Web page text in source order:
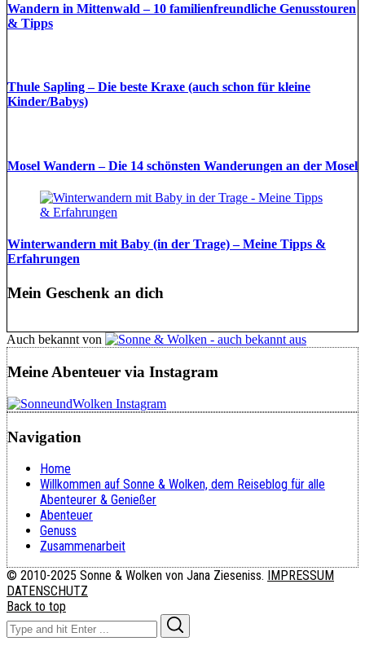
Wandern in Mittenwald – 10 familienfreundliche Genusstouren
& Tipps
Thule Sapling – Die beste Kraxe (auch schon für kleine
Kinder/Babys)
Mosel Wandern – Die 14 schönsten Wanderungen an der Mosel
Winterwandern mit Baby (in der Trage) – Meine Tipps &
Erfahrungen
Mein Geschenk an dich
Auch bekannt von
Meine Abenteuer via Instagram
Navigation
Home
Willkommen auf Sonne & Wolken, dem Reiseblog für alle
Abenteurer & Genießer
Abenteuer
Genuss
Zusammenarbeit
© 2010-2025 Sonne & Wolken von Jana Zieseniss.
IMPRESSUM
DATENSCHUTZ
Back to top
Search
for: